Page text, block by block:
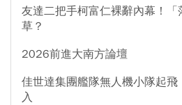
友達二把手柯富仁裸辭內幕！「
草？
2026前進大南方論壇
佳世達集團艦隊無人機小隊起
入